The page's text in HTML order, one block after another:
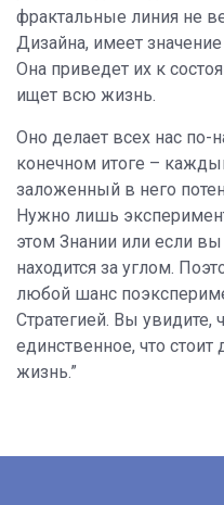
фрактальные линия не
Дизайна, имеет
Она приведет их к
ищет всю жизнь.
Оно делает всех нас
конечном итоге –
заложенный в него
Нужно лишь
этом Знании или если
находится за углом.
любой шанс
Стратегией. Вы увидите,
единственное, что
жизнь.”